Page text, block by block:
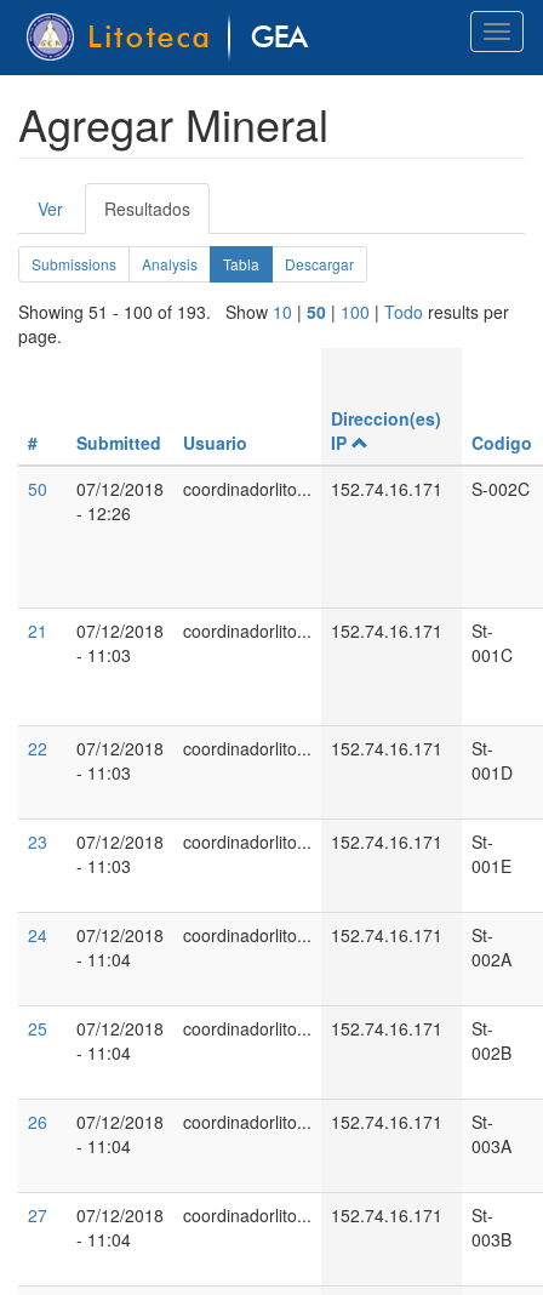
Pasar
contenido
Agregar Mineral
Solapas
principales
Ver Resultados
activa)
Solapas
secundarias
Submissions Analysis Tabla (solapa
activa)
Descargar
Showing 51 - 100 of 193. Show 10 | 50 | 100 | Todo results per
page.
# Submitted Usuario
Direccion(es)
IP
Codigo
50
07/12/2018
- 12:26
coordinadorlito... 152.74.16.171 S-002C
21
07/12/2018
- 11:03
coordinadorlito... 152.74.16.171
St-
001C
22
07/12/2018
- 11:03
coordinadorlito... 152.74.16.171
St-
001D
23
07/12/2018
- 11:03
coordinadorlito... 152.74.16.171
St-
001E
24
07/12/2018
- 11:04
coordinadorlito... 152.74.16.171
St-
002A
25
07/12/2018
- 11:04
coordinadorlito... 152.74.16.171
St-
002B
26
07/12/2018
- 11:04
coordinadorlito... 152.74.16.171
St-
003A
27
07/12/2018
- 11:04
coordinadorlito... 152.74.16.171
St-
003B